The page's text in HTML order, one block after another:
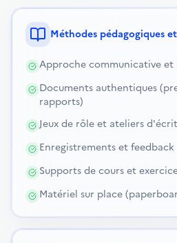
Méthodes pédagogiques
Approche communicative
Documents authentiques
rapports)
Jeux de rôle et ateliers
Enregistrements et
Supports de cours et
Matériel sur place